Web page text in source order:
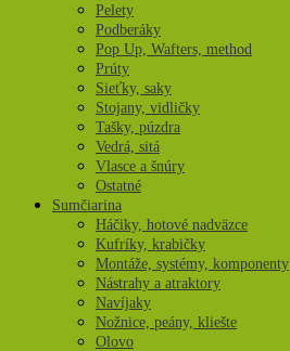
Pelety
Podberáky
Pop Up, Wafters, method
Prúty
Sieťky, saky
Stojany, vidličky
Tašky, púzdra
Vedrá, sitá
Vlasce a šnúry
Ostatné
Sumčiarina
Háčiky, hotové nadväzce
Kufríky, krabičky
Montáže, systémy, komponenty
Nástrahy a atraktory
Navíjaky
Nožnice, peány, kliešte
Olovo